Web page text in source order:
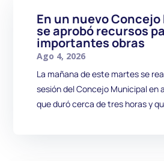
En un nuevo
se aprobó recursos
importantes obras
Ago 4, 2026
La mañana de este martes se
sesión del Concejo Municipal en
que duró cerca de tres horas y